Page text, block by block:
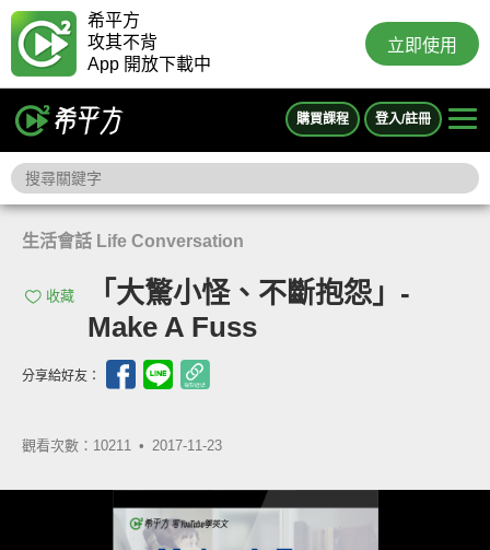
希平方
攻其不背
App 開放下載中
立即使用
購買課程 登入/註冊
生活會話 Life Conversation
收藏
「大驚小怪、不斷抱怨」-
Make A Fuss
分享給好友：
觀看次數：10211 • 2017-11-23